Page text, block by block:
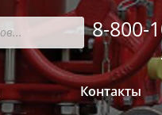
8-800-
Контакты